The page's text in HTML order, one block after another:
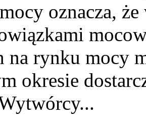
oznacza,
na rynku mocy
okresie